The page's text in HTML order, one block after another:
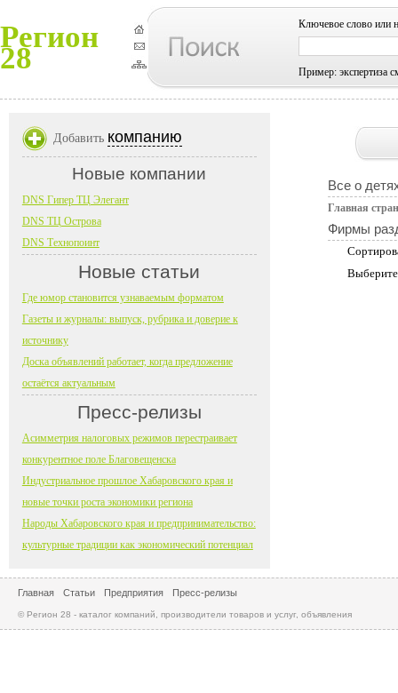
Регион
28
Ключевое слово или
Пример: экспертиза
Все о
Главная
Фирмы
Добавить компанию
Новые компании
DNS Гипер ТЦ Элегант
DNS ТЦ Острова
DNS Технопоинт
Новые статьи
Где юмор становится узнаваемым форматом
Газеты и журналы: выпуск, рубрика и доверие к
источнику
Доска объявлений работает, когда предложение
остаётся актуальным
Пресс-релизы
Асимметрия налоговых режимов перестраивает
конкурентное поле Благовещенска
Индустриальное прошлое Хабаровского края и
новые точки роста экономики региона
Народы Хабаровского края и предпринимательство:
культурные традиции как экономический потенциал
Главная Статьи Предприятия Пресс-релизы
© Регион 28 - каталог компаний, производители товаров и услуг, объявления